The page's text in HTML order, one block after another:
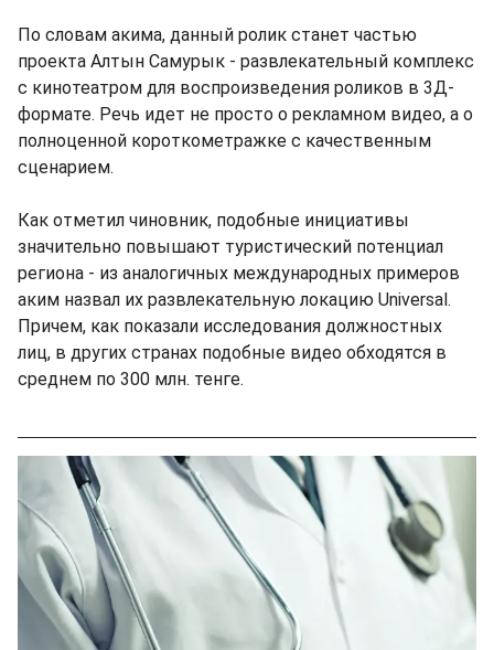
По словам акима, данный ролик станет частью
проекта Алтын Самурык - развлекательный комплекс
с кинотеатром для воспроизведения роликов в 3Д-
формате. Речь идет не просто о рекламном видео, а о
полноценной короткометражке с качественным
сценарием.
Как отметил чиновник, подобные инициативы
значительно повышают туристический потенциал
региона - из аналогичных международных примеров
аким назвал их развлекательную локацию Universal.
Причем, как показали исследования должностных
лиц, в других странах подобные видео обходятся в
среднем по 300 млн. тенге.